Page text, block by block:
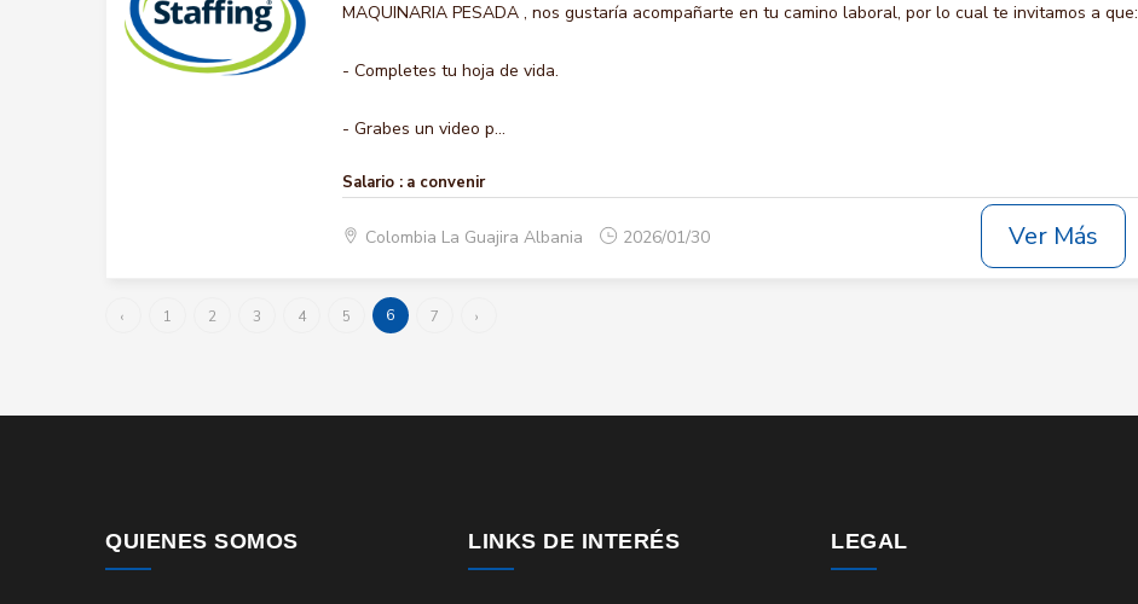
MAQUINARIA PESADA , nos gustaría acompañarte en tu camino laboral, por lo cual te invitamos a que:
- Completes tu hoja de vida.
- Grabes un video p...
Salario : a convenir
Colombia La Guajira Albania 2026/01/30 Ver Más
‹ 1 2 3 4 5 6 7 ›
QUIENES SOMOS LINKS DE INTERÉS LEGAL